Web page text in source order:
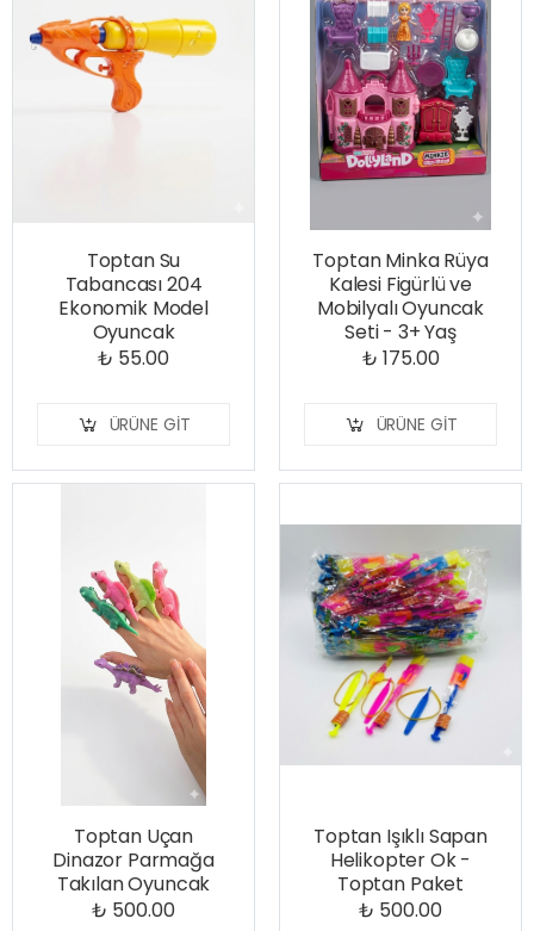
Toptan Su
Tabancası 204
Ekonomik Model
Oyuncak
₺ 55.00
ÜRÜNE GIT
Toptan Minka Rüya
Kalesi Figürlü ve
Mobilyalı Oyuncak
Seti - 3+ Yaş
₺ 175.00
ÜRÜNE GIT
Toptan Uçan
Dinazor Parmağa
Takılan Oyuncak
₺ 500.00
Toptan Işıklı Sapan
Helikopter Ok -
Toptan Paket
₺ 500.00